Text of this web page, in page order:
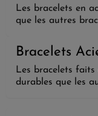
Les bracelets en
que les autres
Bracelets
Les bracelets
durables que les